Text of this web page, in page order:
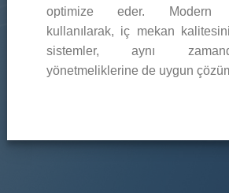
optimize eder. Modern
kullanılarak, iç mekan
sistemler, aynı
yönetmeliklerine de uygun